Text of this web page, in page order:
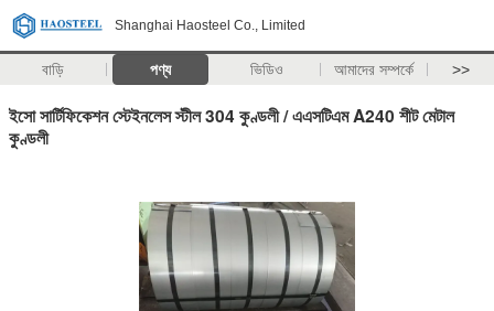
Shanghai Haosteel Co., Limited
বাড়ি পণ্য ভিডিও আমাদের সম্পর্কে >>
ইসো সার্টিফিকেশন স্টেইনলেস স্টীল 304 কুণ্ডলী / এএসটিএম A240 শীট মেটাল
কুণ্ডলী